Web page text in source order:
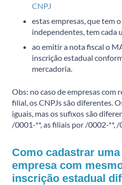
CNPJ
estas empresas, que tem
independentes, tem cada
ao emitir a nota fiscal o
inscrição estadual
mercadoria.
Obs: no caso de empresas com
filial, os CNPJs são diferentes.
iguais, mas os sufixos são
/0001-**, as filiais por /0002-**, /
Como cadastrar
empresa com
inscrição estadual